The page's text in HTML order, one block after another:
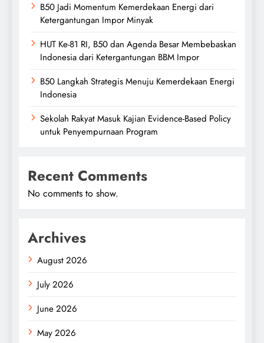
B50 Jadi Momentum Kemerdekaan Energi dari
Ketergantungan Impor Minyak
HUT Ke-81 RI, B50 dan Agenda Besar Membebaskan
Indonesia dari Ketergantungan BBM Impor
B50 Langkah Strategis Menuju Kemerdekaan Energi
Indonesia
Sekolah Rakyat Masuk Kajian Evidence-Based Policy
untuk Penyempurnaan Program
Recent Comments
No comments to show.
Archives
August 2026
July 2026
June 2026
May 2026